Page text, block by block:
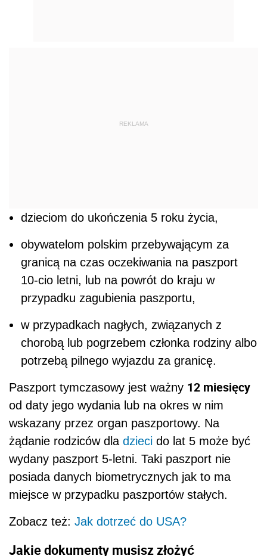
REKLAMA
dzieciom do ukończenia 5 roku życia,
obywatelom polskim przebywającym za
granicą na czas oczekiwania na paszport
10-cio letni, lub na powrót do kraju w
przypadku zagubienia paszportu,
w przypadkach nagłych, związanych z
chorobą lub pogrzebem członka rodziny albo
potrzebą pilnego wyjazdu za granicę.
Paszport tymczasowy jest ważny 12 miesięcy
od daty jego wydania lub na okres w nim
wskazany przez organ paszportowy. Na
żądanie rodziców dla dzieci do lat 5 może być
wydany paszport 5-letni. Taki paszport nie
posiada danych biometrycznych jak to ma
miejsce w przypadku paszportów stałych.
Zobacz też: Jak dotrzeć do USA?
Jakie dokumenty musisz złożyć